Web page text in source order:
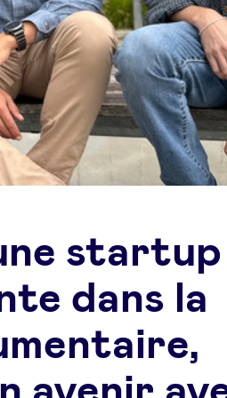
startup
dans la